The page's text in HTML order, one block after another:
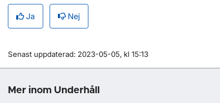
Ja Nej
Om sidan
Senast uppdaterad: 2023-05-05, kl 15:13
Mer inom Underhåll